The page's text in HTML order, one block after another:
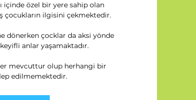
içinde özel bir yere sahip olan
çocukların ilgisini çekmektedir.
çocklar da aksi yönde
anlar yaşamaktadır.
mevcuttur olup herhangi bir
edilmemektedir.